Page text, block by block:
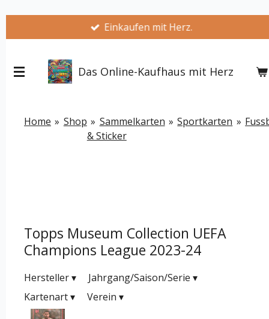
springen
Einkaufen mit Herz.
Das Online-Kaufhaus mit Herz
Home » Shop » Sammelkarten
& Sticker
» Sportkarten »
Topps Museum Collection UEFA
Champions League 2023-24
Hersteller▾ Jahrgang/Saison/Serie ▾
Kartenart▾ Verein ▾